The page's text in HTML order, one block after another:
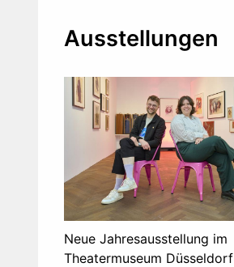
Ausstellungen
Neue Jahresausstellung im
Theatermuseum Düsseldorf